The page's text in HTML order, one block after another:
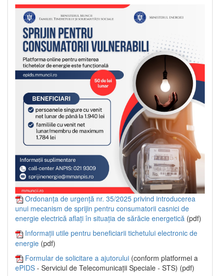
Ordonanța de urgență nr. 35/2025 privind introducerea
unui mecanism de sprijin pentru consumatorii casnici de
energie electrică aflați în situația de sărăcie energetică (pdf)
Informații utile pentru beneficiarii tichetului electronic de
energie (pdf)
Formular de solicitare a ajutorului (conform platformei a
ePIDS - Serviciul de Telecomunicații Speciale - STS) (pdf)